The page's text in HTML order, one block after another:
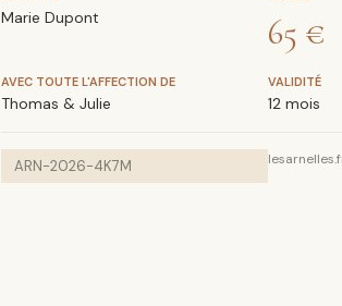
Marie Dupont 65 €
AVEC TOUTE L'AFFECTION DE
Thomas & Julie
VALIDITÉ
12 mois
ARN-2026-4K7M